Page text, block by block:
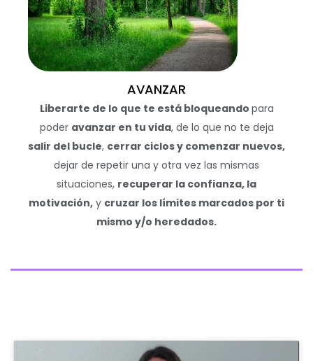
AVANZAR
Liberarte de lo que te está bloqueando para
poder avanzar en tu vida, de lo que no te deja
salir del bucle, cerrar ciclos y comenzar nuevos,
dejar de repetir una y otra vez las mismas
situaciones, recuperar la confianza, la
motivación, y cruzar los límites marcados por ti
mismo y/o heredados.